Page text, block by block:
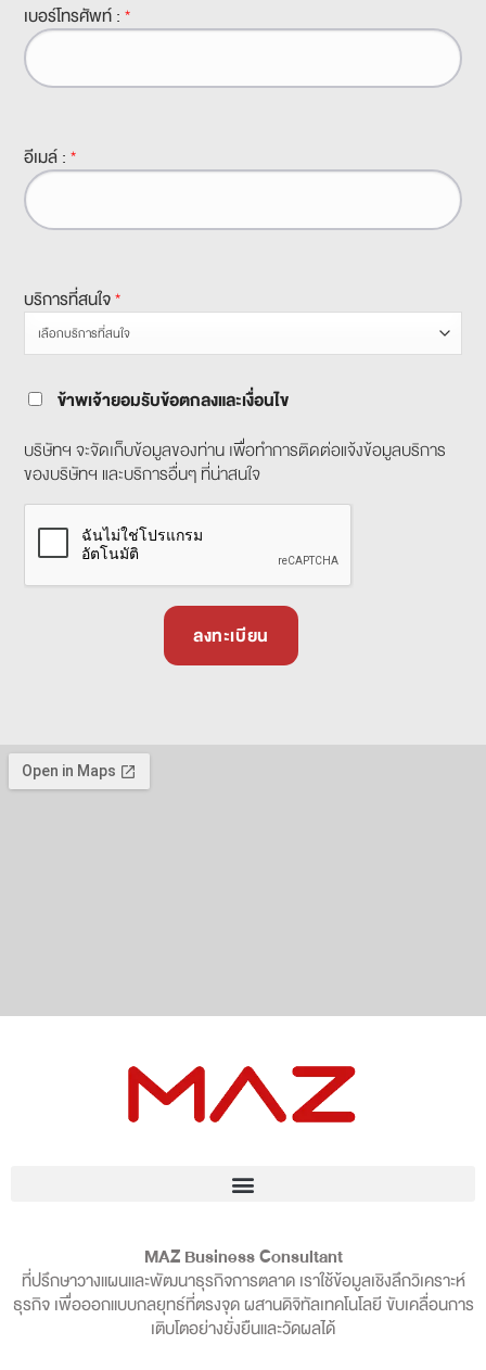
เบอร์โทรศัพท์ :*
อีเมล์ :*
บริการที่สนใจ*
ข้าพเจ้ายอมรับข้อตกลงและเงื่อนไข
บริษัทฯ จะจัดเก็บข้อมูลของท่าน เพื่อทำการติดต่อแจ้งข้อมูลบริการ
ของบริษัทฯ และบริการอื่นๆ ที่น่าสนใจ
MAZ Business Consultant
ที่ปรึกษาวางแผนและพัฒนาธุรกิจการตลาด เราใช้ข้อมูลเชิงลึกวิเคราะห์
ธุรกิจ เพื่อออกแบบกลยุทธ์ที่ตรงจุด ผสานดิจิทัลเทคโนโลยี ขับเคลื่อนการ
เติบโตอย่างยั่งยืนและวัดผลได้